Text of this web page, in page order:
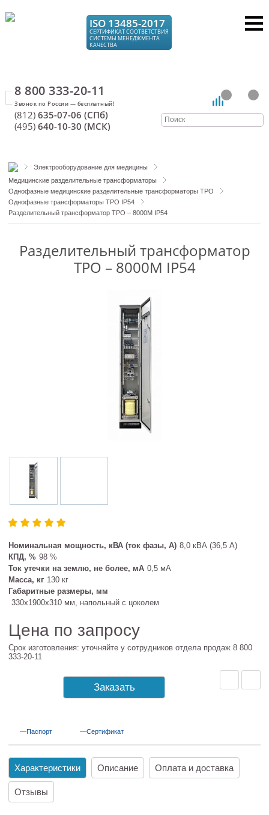
ISO 13485-2017
СЕРТИФИКАТ СООТВЕТСТВИЯ
СИСТЕМЫ МЕНЕДЖМЕНТА
КАЧЕСТВА
8 800 333-20-11
(812) 635-07-06 (СПб)
(495) 640-10-30 (МСК)
Электрооборудование для медицины
Медицинские разделительные трансформаторы
Однофазные медицинские разделительные трансформаторы ТРО
Однофазные трансформаторы ТРО IP54
Разделительный трансформатор ТРО – 8000М IP54
Разделительный трансформатор
ТРО – 8000М IP54
Номинальная мощность, кВА (ток фазы, А) 8,0 кВА (36,5 А)
КПД, % 98 %
Ток утечки на землю, не более, мА 0,5 мА
Масса, кг 130 кг
Габаритные размеры, мм
330х1900х310 мм, напольный с цоколем
Цена по запросу
Срок изготовления: уточняйте у сотрудников отдела продаж 8 800
333-20-11
Заказать
Паспорт Сертификат
Характеристики Описание Оплата и доставка
Отзывы